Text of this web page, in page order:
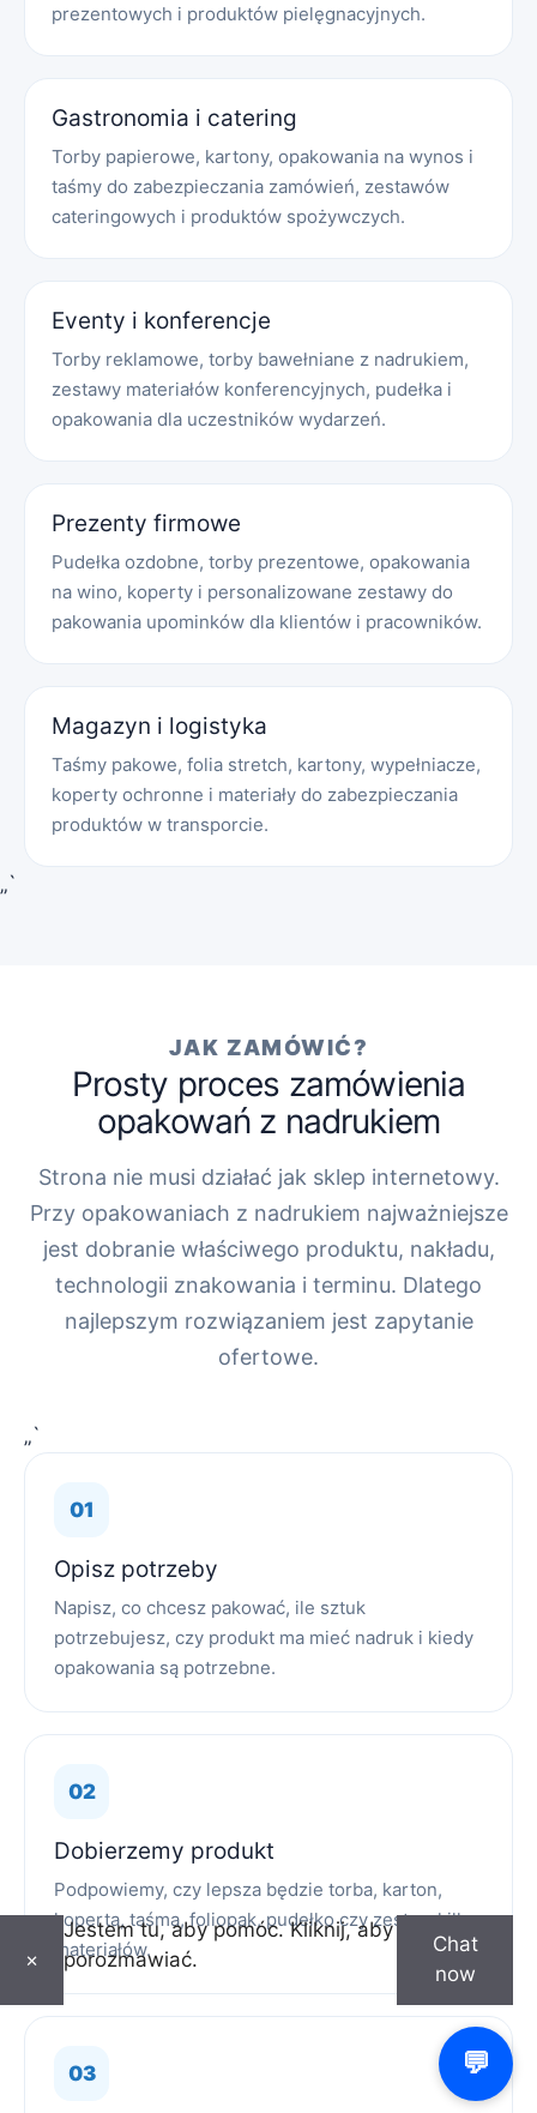
prezentowych i produktów pielęgnacyjnych.
Gastronomia i catering
Torby papierowe, kartony, opakowania na wynos i
taśmy do zabezpieczania zamówień, zestawów
cateringowych i produktów spożywczych.
Eventy i konferencje
Torby reklamowe, torby bawełniane z nadrukiem,
zestawy materiałów konferencyjnych, pudełka i
opakowania dla uczestników wydarzeń.
Prezenty firmowe
Pudełka ozdobne, torby prezentowe, opakowania
na wino, koperty i personalizowane zestawy do
pakowania upominków dla klientów i pracowników.
Magazyn i logistyka
Taśmy pakowe, folia stretch, kartony, wypełniacze,
koperty ochronne i materiały do zabezpieczania
produktów w transporcie.
„`
JAK ZAMÓWIĆ?
Prosty proces zamówienia
opakowań z nadrukiem
Strona nie musi działać jak sklep internetowy.
Przy opakowaniach z nadrukiem najważniejsze
jest dobranie właściwego produktu, nakładu,
technologii znakowania i terminu. Dlatego
najlepszym rozwiązaniem jest zapytanie
ofertowe.
„`
Opisz potrzeby
Napisz, co chcesz pakować, ile sztuk
potrzebujesz, czy produkt ma mieć nadruk i kiedy
opakowania są potrzebne.
Dobierzemy produkt
Podpowiemy, czy lepsza będzie torba, karton,
koperta, taśma, foliopak, pudełko czy zestaw kilku
materiałów.
×
Jestem tu, aby pomóc. Kliknij, aby
porozmawiać.
Chat
now